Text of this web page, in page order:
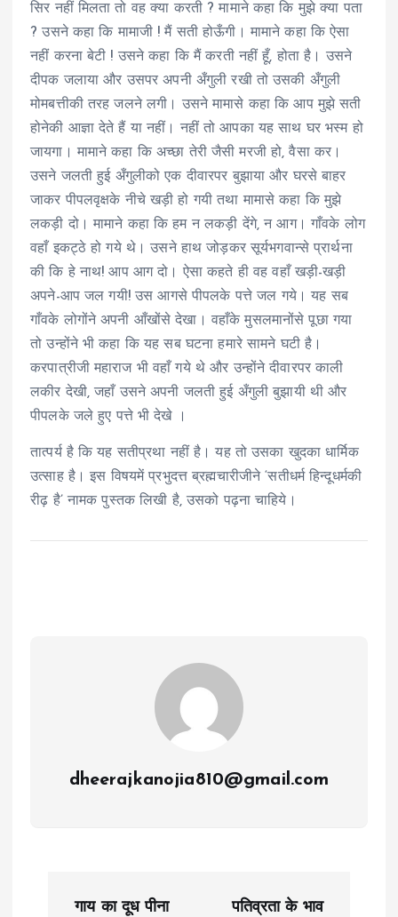
सिर नहीं मिलता तो वह क्या करती ? मामाने कहा कि मुझे क्या पता
? उसने कहा कि मामाजी ! मैं सती होऊँगी। मामाने कहा कि ऐसा
नहीं करना बेटी ! उसने कहा कि मैं करती नहीं हूँ, होता है। उसने
दीपक जलाया और उसपर अपनी अँगुली रखी तो उसकी अँगुली
मोमबत्तीकी तरह जलने लगी। उसने मामासे कहा कि आप मुझे सती
होनेकी आज्ञा देते हैं या नहीं। नहीं तो आपका यह साथ घर भस्म हो
जायगा। मामाने कहा कि अच्छा तेरी जैसी मरजी हो, वैसा कर।
उसने जलती हुई अँगुलीको एक दीवारपर बुझाया और घरसे बाहर
जाकर पीपलवृक्षके नीचे खड़ी हो गयी तथा मामासे कहा कि मुझे
लकड़ी दो। मामाने कहा कि हम न लकड़ी देंगे, न आग। गाँवके लोग
वहाँ इकट्ठे हो गये थे। उसने हाथ जोड़कर सूर्यभगवान्से प्रार्थना
की कि हे नाथ! आप आग दो। ऐसा कहते ही वह वहाँ खड़ी-खड़ी
अपने-आप जल गयी! उस आगसे पीपलके पत्ते जल गये। यह सब
गाँवके लोगोंने अपनी आँखोंसे देखा। वहाँके मुसलमानोंसे पूछा गया
तो उन्होंने भी कहा कि यह सब घटना हमारे सामने घटी है।
करपात्रीजी महाराज भी वहाँ गये थे और उन्होंने दीवारपर काली
लकीर देखी, जहाँ उसने अपनी जलती हुई अँगुली बुझायी थी और
पीपलके जले हुए पत्ते भी देखे ।
तात्पर्य है कि यह सतीप्रथा नहीं है। यह तो उसका खुदका धार्मिक
उत्साह है। इस विषयमें प्रभुदत्त ब्रह्मचारीजीने ‘सतीधर्म हिन्दूधर्मकी
रीढ़ है’ नामक पुस्तक लिखी है, उसको पढ़ना चाहिये।
dheerajkanojia810@gmail.com
गाय का दूध पीना पतिव्रता के भाव